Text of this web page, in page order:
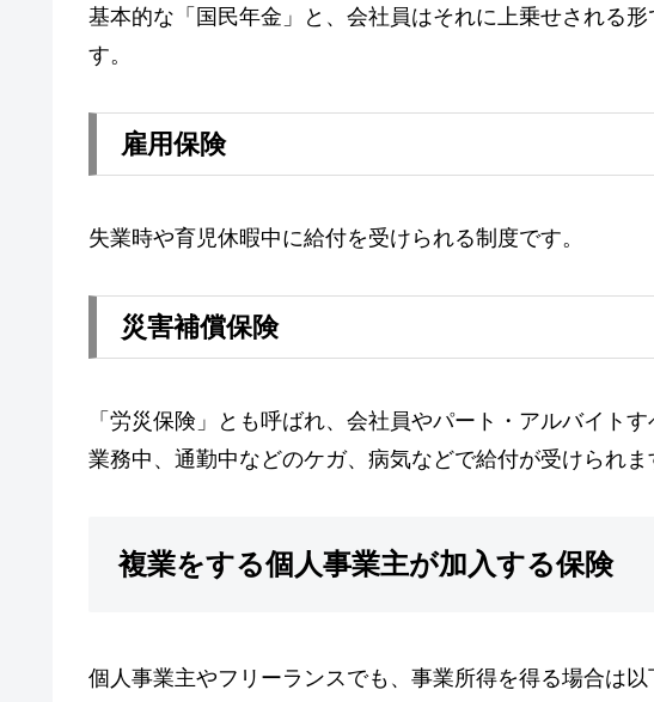
基本的な「国民年金」と、会社員はそれに上乗せされる
す。
雇用保険
失業時や育児休暇中に給付を受けられる制度です。
災害補償保険
「労災保険」とも呼ばれ、会社員やパート・アルバイトす
業務中、通勤中などのケガ、病気などで給付が受けられま
複業をする個人事業主が加入する保険
個人事業主やフリーランスでも、事業所得を得る場合は以